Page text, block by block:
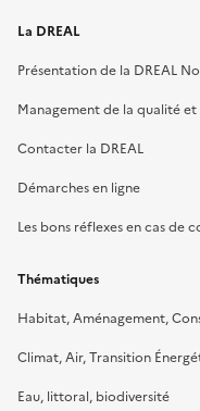
La DREAL
Présentation de la DREAL
Management de la qualité et
Contacter la DREAL
Démarches en ligne
Les bons réflexes en cas de
Thématiques
Habitat, Aménagement,
Climat, Air, Transition
Eau, littoral, biodiversité